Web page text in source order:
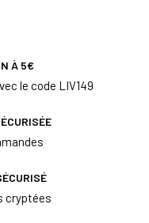
À 5€
le code LIV149
cryptées